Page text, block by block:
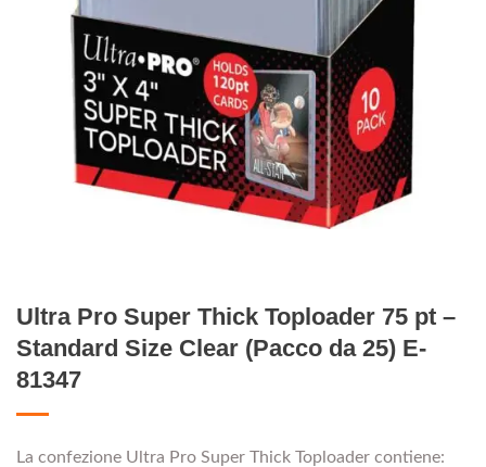
Ultra Pro Super Thick Toploader 75 pt –
Standard Size Clear (Pacco da 25) E-
81347
La confezione Ultra Pro Super Thick Toploader contiene: